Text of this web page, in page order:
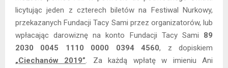
licytując jeden z czterech biletów na Festiwal Nurkowy,
przekazanych Fundacji Tacy Sami przez organizatorów, lub
wpłacając darowiznę na konto Fundacji Tacy Sami 89
2030 0045 1110 0000 0394 4560, z dopiskiem
„Ciechanów 2019”. Za każdą wpłatę w imieniu Ani